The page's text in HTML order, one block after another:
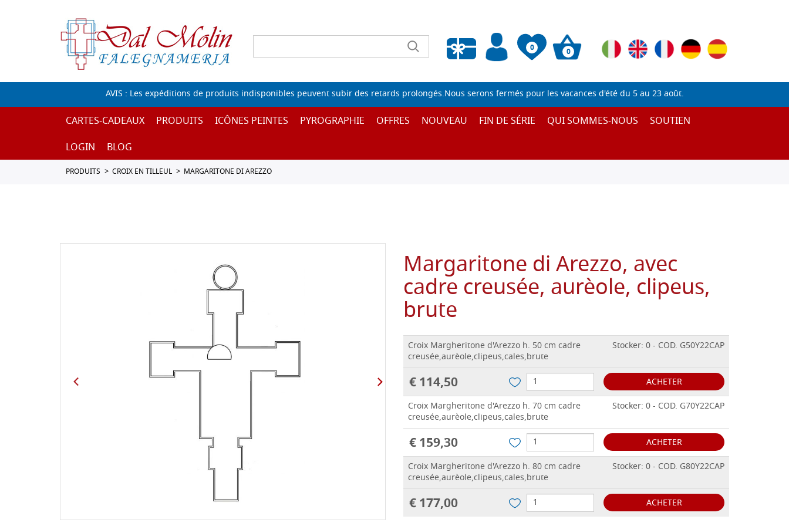
0
Liste de souhaits vide
0
AVIS : Les expéditions de produits indisponibles peuvent subir des retards prolongés.Nous serons fermés pour les vacances d'été du 5 au 23 août.
CARTES-CADEAUX PRODUITS ICÔNES PEINTES PYROGRAPHIE OFFRES NOUVEAU FIN DE SÉRIE QUI SOMMES-NOUS
SOUTIEN
LOGIN
BLOG
PRODUITS CROIX EN TILLEUL MARGARITONE DI AREZZO
Margaritone di Arezzo, avec
cadre creusée, aurèole, clipeus,
brute
Croix Margheritone d'Arezzo h. 50 cm cadre
creusée,aurèole,clipeus,cales,brute
Stocker: 0 - COD. G50Y22CAP
€ 114,50
ACHETER
Croix Margheritone d'Arezzo h. 70 cm cadre
creusée,aurèole,clipeus,cales,brute
Stocker: 0 - COD. G70Y22CAP
€ 159,30
ACHETER
Croix Margheritone d'Arezzo h. 80 cm cadre
creusée,aurèole,clipeus,cales,brute
Stocker: 0 - COD. G80Y22CAP
€ 177,00 ACHETER